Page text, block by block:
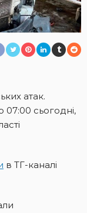
атак.
сьогодні,
в ТГ-каналі